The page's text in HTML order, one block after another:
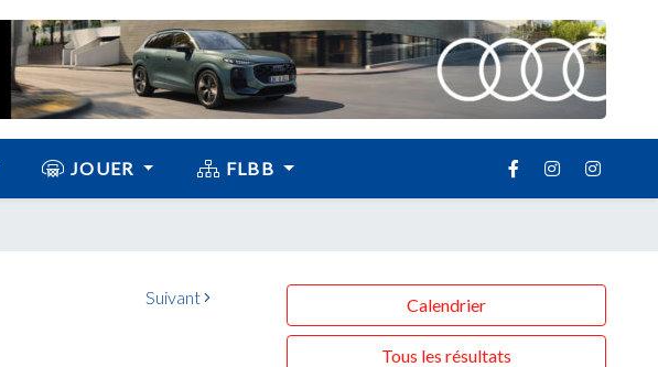
JOUER FLBB
Suivant
Calendrier
Tous les résultats